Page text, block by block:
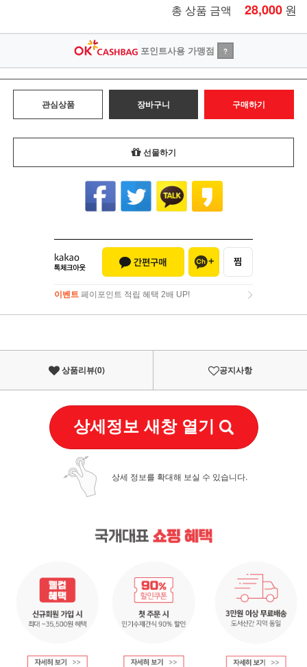
총 상품 금액 28,000 원
포인트사용 가맹점 ?
관심상품 장바구니 구매하기
선물하기
이벤트 페이포인트 적립 혜택 2배 UP!
이벤트페이포인트 적립 혜택 2배 UP!
상품리뷰(0) 공지사항
상세정보 새창 열기
상세 정보를 확대해 보실 수 있습니다.